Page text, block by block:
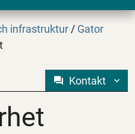
infrastruktur / Gator
Kontakt